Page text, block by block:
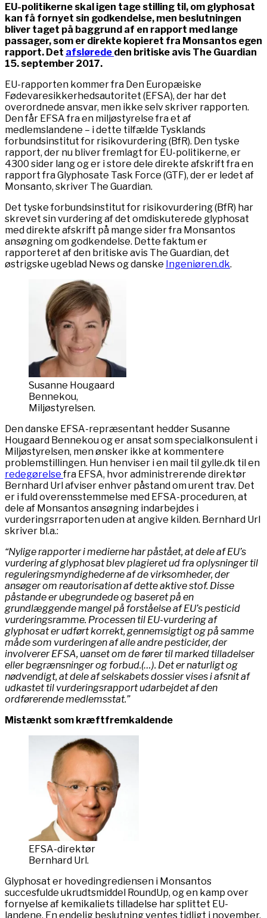
EU-politikerne skal igen tage stilling til, om glyphosat
kan få fornyet sin godkendelse, men beslutningen
bliver taget på baggrund af en rapport med lange
passager, som er direkte kopieret fra Monsantos egen
rapport. Det afslørede den britiske avis The Guardian
15. september 2017.
EU-rapporten kommer fra Den Europæiske
Fødevaresikkerhedsautoritet (EFSA), der har det
overordnede ansvar, men ikke selv skriver rapporten.
Den får EFSA fra en miljøstyrelse fra et af
medlemslandene – i dette tilfælde Tysklands
forbundsinstitut for risikovurdering (BfR). Den tyske
rapport, der nu bliver fremlagt for EU-politikerne, er
4300 sider lang og er i store dele direkte afskrift fra en
rapport fra Glyphosate Task Force (GTF), der er ledet af
Monsanto, skriver The Guardian.
Det tyske forbundsinstitut for risikovurdering (BfR) har
skrevet sin vurdering af det omdiskuterede glyphosat
med direkte afskrift på mange sider fra Monsantos
ansøgning om godkendelse. Dette faktum er
rapporteret af den britiske avis The Guardian, det
østrigske ugeblad News og danske Ingeniøren.dk.
Susanne Hougaard
Bennekou,
Miljøstyrelsen.
Den danske EFSA-repræsentant hedder Susanne
Hougaard Bennekou og er ansat som specialkonsulent i
Miljøstyrelsen, men ønsker ikke at kommentere
problemstillingen. Hun henviser i en mail til gylle.dk til en
redegørelsefra EFSA, hvor administrerende direktør
Bernhard Url afviser enhver påstand om urent trav. Det
er i fuld overensstemmelse med EFSA-proceduren, at
dele af Monsantos ansøgning indarbejdes i
vurderingsrraporten uden at angive kilden. Bernhard Url
skriver bl.a.:
“Nylige rapporter i medierne har påstået, at dele af EU’s
vurdering af glyphosat blev plagieret ud fra oplysninger til
reguleringsmyndighederne af de virksomheder, der
ansøger om reautorisation af dette aktive stof. Disse
påstande er ubegrundede og baseret på en
grundlæggende mangel på forståelse af EU’s pesticid
vurderingsramme. Processen til EU-vurdering af
glyphosat er udført korrekt, gennemsigtigt og på samme
måde som vurderingen af alle andre pesticider, der
involverer EFSA, uanset om de fører til marked tilladelser
eller begrænsninger og forbud.(…). Det er naturligt og
nødvendigt, at dele af selskabets dossier vises i afsnit af
udkastet til vurderingsrapport udarbejdet af den
ordførerendemedlemsstat.”
Mistænkt som kræftfremkaldende
EFSA-direktør
Bernhard Url.
Glyphosat er hovedingrediensen i Monsantos
succesfulde ukrudtsmiddel RoundUp, og en kamp over
fornyelse af kemikaliets tilladelse har splittet EU-
landene. En endelig beslutning ventes tidligt i november.